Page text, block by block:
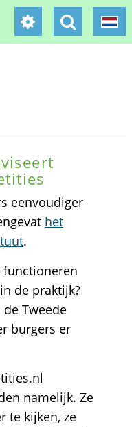
eenvoudiger
het
.
functioneren
de praktijk?
Tweede
burgers er
namelijk. Ze
te kijken, ze